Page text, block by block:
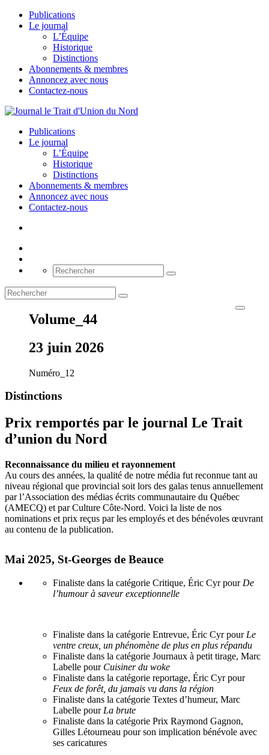
Publications
Le journal
L’Équipe
Historique
Distinctions
Abonnements & membres
Annoncez avec nous
Contactez-nous
Publications
Le journal
L’Équipe
Historique
Distinctions
Abonnements & membres
Annoncez avec nous
Contactez-nous
Volume_44
23 juin 2026
Numéro_12
Distinctions
Prix remportés par le journal Le Trait
d’union du Nord
Reconnaissance du milieu et rayonnement
Au cours des années, la qualité de notre média fut reconnue tant au
niveau régional que provincial soit lors des galas tenus annuellement
par l’Association des médias écrits communautaire du Québec
(AMECQ) et par Culture Côte-Nord. Voici la liste de nos
nominations et prix reçus par les employés et des bénévoles œuvrant
au contenu de la publication.
Mai 2025, St-Georges de Beauce
Finaliste dans la catégorie Critique, Éric Cyr pour De
l’humour à saveur exceptionnelle
Finaliste dans la catégorie Entrevue, Éric Cyr pour Le
ventre creux, un phénomène de plus en plus répandu
Finaliste dans la catégorie Journaux à petit tirage, Marc
Labelle pour Cuisiner du woke
Finaliste dans la catégorie reportage, Éric Cyr pour
Feux de forêt, du jamais vu dans la région
Finaliste dans la catégorie Textes d’humeur, Marc
Labelle pour La brute
Finaliste dans la catégorie Prix Raymond Gagnon,
Gilles Létourneau pour son implication bénévole avec
ses caricatures